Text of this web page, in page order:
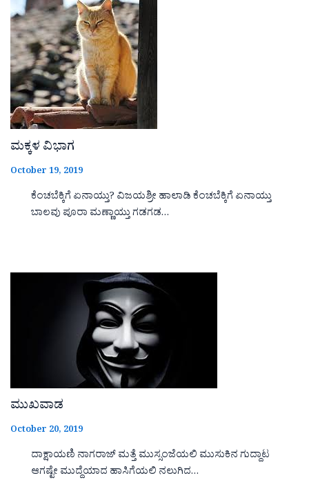
ಮಕ್ಕಳ ವಿಭಾಗ
October 19, 2019
ಕೆಂಚಬೆಕ್ಕಿಗೆ ಏನಾಯ್ತು? ವಿಜಯಶ್ರೀ ಹಾಲಾಡಿ ಕೆಂಚಬೆಕ್ಕಿಗೆ ಏನಾಯ್ತು
ಬಾಲವು ಪೂರಾ ಮಣ್ಣಾಯ್ತು ಗಡಗಡ…
ಮುಖವಾಡ
October 20, 2019
ದಾಕ್ಷಾಯಣಿ ನಾಗರಾಜ್ ಮತ್ತೆ ಮುಸ್ಸಂಜೆಯಲಿ ಮುಸುಕಿನ ಗುದ್ದಾಟ
ಆಗಷ್ಟೇ ಮುದ್ದೆಯಾದ ಹಾಸಿಗೆಯಲಿ ನಲುಗಿದ…